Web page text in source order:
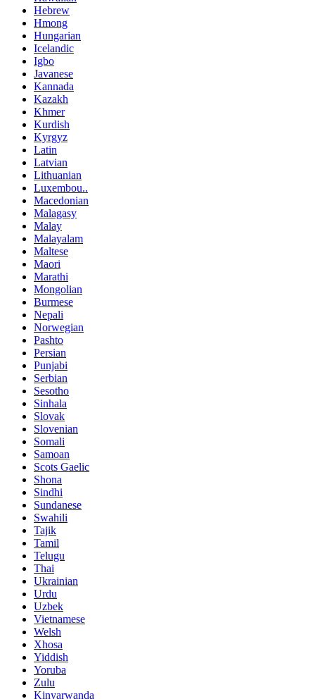
Hebrew
Hmong
Hungarian
Icelandic
Igbo
Javanese
Kannada
Kazakh
Khmer
Kurdish
Kyrgyz
Latin
Latvian
Lithuanian
Luxembou..
Macedonian
Malagasy
Malay
Malayalam
Maltese
Maori
Marathi
Mongolian
Burmese
Nepali
Norwegian
Pashto
Persian
Punjabi
Serbian
Sesotho
Sinhala
Slovak
Slovenian
Somali
Samoan
Scots Gaelic
Shona
Sindhi
Sundanese
Swahili
Tajik
Tamil
Telugu
Thai
Ukrainian
Urdu
Uzbek
Vietnamese
Welsh
Xhosa
Yiddish
Yoruba
Zulu
Kinyarwanda